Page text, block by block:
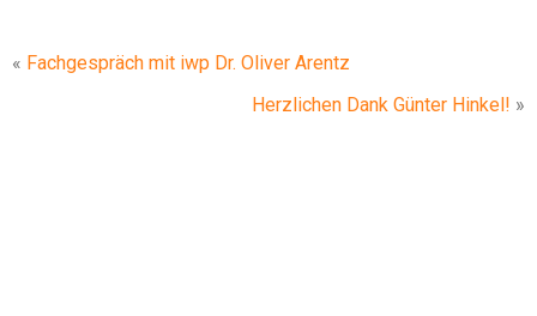
« Fachgespräch mit iwp Dr. Oliver Arentz
Herzlichen Dank Günter Hinkel! »